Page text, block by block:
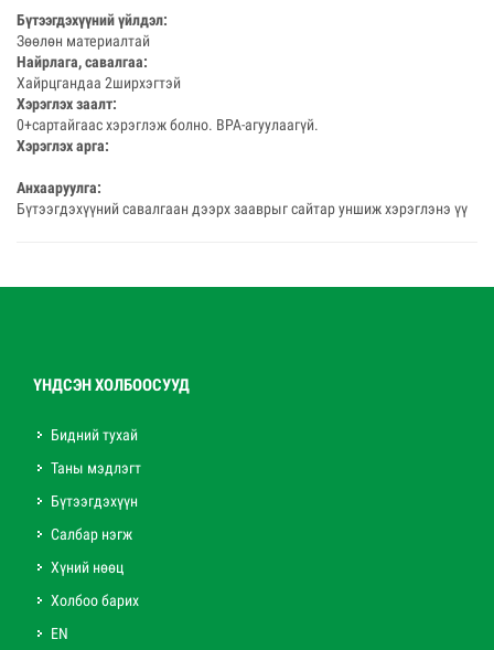
Бүтээгдэхүүний үйлдэл:
Зөөлөн материалтай
Найрлага, савалгаа:
Хайрцгандаа 2ширхэгтэй
Хэрэглэх заалт:
0+сартайгаас хэрэглэж болно. BPA-агуулаагүй.
Хэрэглэх арга:
Анхааруулга:
Бүтээгдэхүүний савалгаан дээрх зааврыг сайтар уншиж хэрэглэнэ үү
ҮНДСЭН ХОЛБООСУУД
Бидний тухай
Таны мэдлэгт
Бүтээгдэхүүн
Салбар нэгж
Хүний нөөц
Холбоо барих
EN